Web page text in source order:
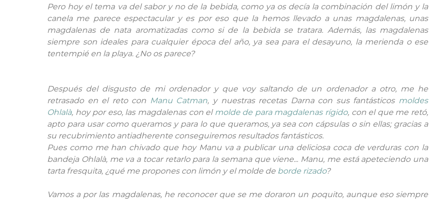
Pero hoy el tema va del sabor y no de la bebida, como ya os decía la combinación del limón y la
canela me parece espectacular y es por eso que la hemos llevado a unas magdalenas, unas
magdalenas de nata aromatizadas como si de la bebida se tratara. Además, las magdalenas
siempre son ideales para cualquier época del año, ya sea para el desayuno, la merienda o ese
tentempié en la playa. ¿No os parece?
Después del disgusto de mi ordenador y que voy saltando de un ordenador a otro, me he
retrasado en el reto con Manu Catman, y nuestras recetas Darna con sus fantásticos moldes
Ohlalà, hoy por eso, las magdalenas con el molde de para magdalenas rígido, con el que me retó,
apto para usar como queramos y para lo que queramos, ya sea con cápsulas o sin ellas; gracias a
su recubrimiento antiadherente conseguiremos resultados fantásticos.
Pues como me han chivado que hoy Manu va a publicar una deliciosa coca de verduras con la
bandeja Ohlalà, me va a tocar retarlo para la semana que viene... Manu, me está apeteciendo una
tarta fresquita, ¿qué me propones con limón y el molde de borde rizado?
Vamos a por las magdalenas, he reconocer que se me doraron un poquito, aunque eso siempre